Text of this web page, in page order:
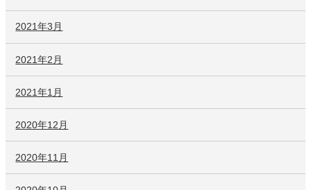
2021年3月
2021年2月
2021年1月
2020年12月
2020年11月